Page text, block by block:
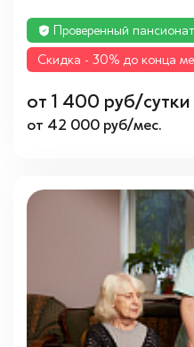
Проверенный пансионат
Cкидка - 30% до конца
от 1 400 руб/сутки
от 42 000 руб/мес.